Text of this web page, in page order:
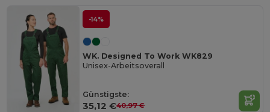
-14%
WK. Designed To Work WK829
Unisex-Arbeitsoverall
Günstigste:
35,12 €40,97 €